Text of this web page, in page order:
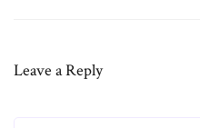
Leave a Reply